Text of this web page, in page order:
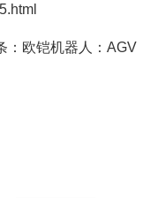
欧铠机器人：AGV